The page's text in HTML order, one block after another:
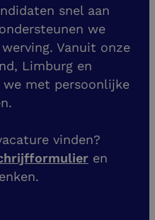
snel aan
we
Vanuit onze
Limburg en
met persoonlijke
vinden?
en